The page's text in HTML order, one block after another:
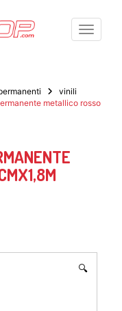
Toggle
vinili
metallico rosso
🔍